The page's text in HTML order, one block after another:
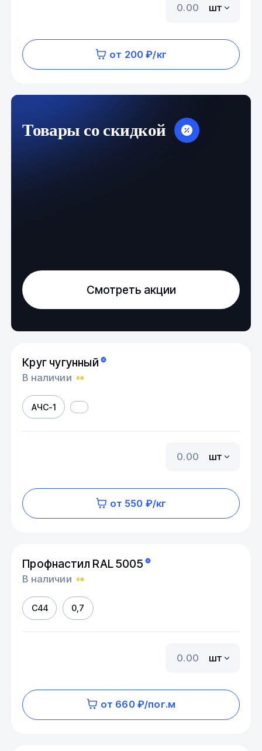
шт
от 200 ₽/кг
Товары со скидкой
Смотреть акции
Круг чугунный
В наличии
АЧС-1
шт
от 550 ₽/кг
Профнастил RAL 5005
В наличии
С44 0,7
шт
от 660 ₽/пог.м